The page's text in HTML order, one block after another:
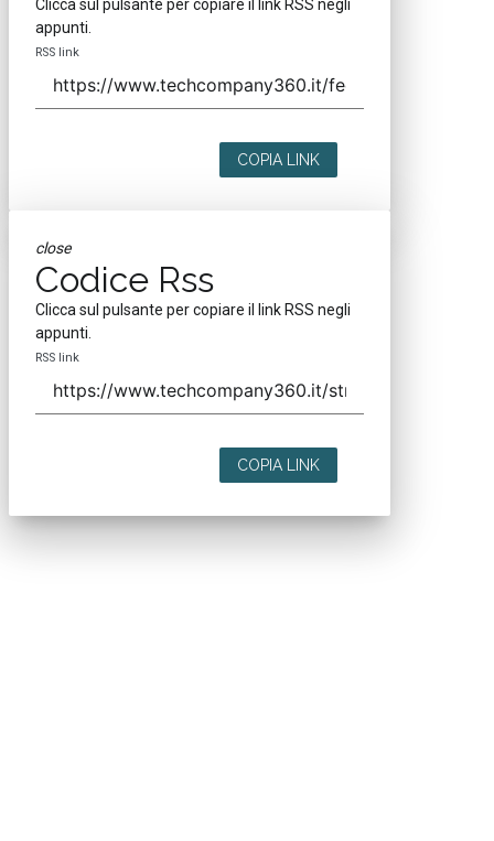
Clicca sul pulsante per copiare il link RSS negli
appunti.
RSS link
COPIA LINK
close
Codice Rss
Clicca sul pulsante per copiare il link RSS negli
appunti.
RSS link
COPIA LINK